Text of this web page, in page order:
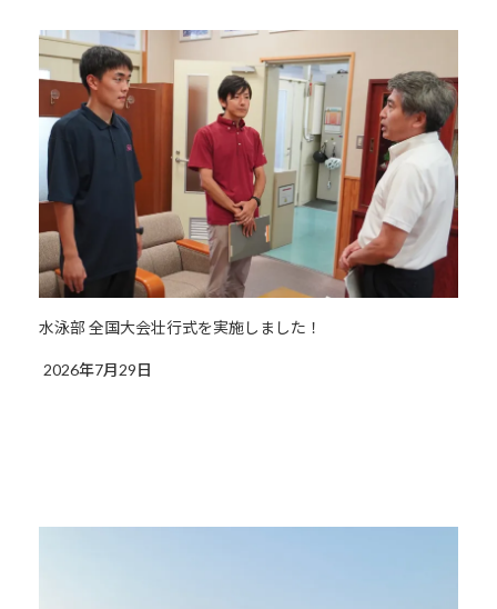
水泳部 全国大会壮行式を実施しました！
2026年7月29日